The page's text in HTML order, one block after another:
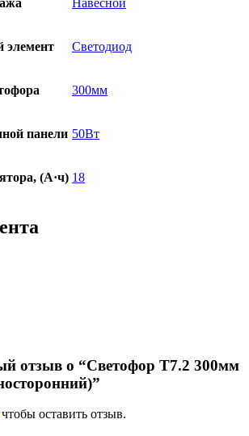
Навесной
элемент Светодиод
300мм
панели 50Вт
(А·ч) 18
отзыв о “Светофор Т7.2 300мм
чтобы оставить отзыв.